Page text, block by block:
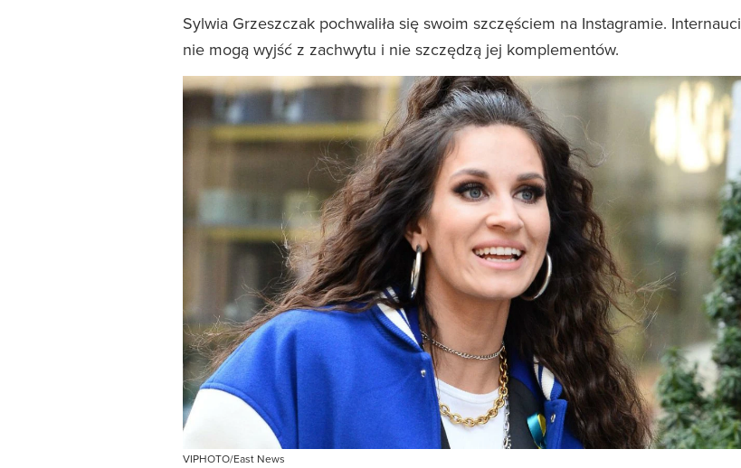
Sylwia Grzeszczak pochwaliła się swoim szczęściem na Instagramie. Internauci
nie mogą wyjść z zachwytu i nie szczędzą jej komplementów.
VIPHOTO/East News